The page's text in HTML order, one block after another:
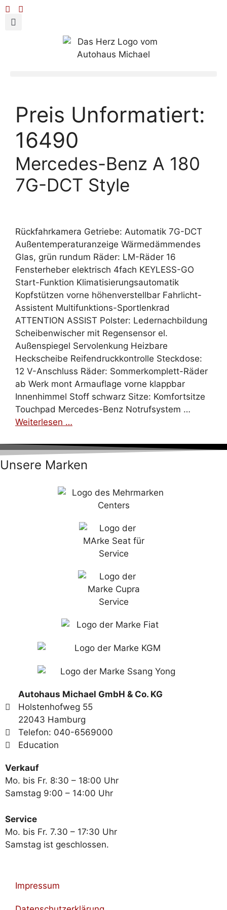
Preis Unformatiert:
16490
Mercedes-Benz A 180
7G-DCT Style
Rückfahrkamera Getriebe: Automatik 7G-DCT
Außentemperaturanzeige Wärmedämmendes
Glas, grün rundum Räder: LM-Räder 16
Fensterheber elektrisch 4fach KEYLESS-GO
Start-Funktion Klimatisierungsautomatik
Kopfstützen vorne höhenverstellbar Fahrlicht-
Assistent Multifunktions-Sportlenkrad
ATTENTION ASSIST Polster: Ledernachbildung
Scheibenwischer mit Regensensor el.
Außenspiegel Servolenkung Heizbare
Heckscheibe Reifendruckkontrolle Steckdose:
12 V-Anschluss Räder: Sommerkomplett-Räder
ab Werk mont Armauflage vorne klappbar
Innenhimmel Stoff schwarz Sitze: Komfortsitze
Touchpad Mercedes-Benz Notrufsystem …
Weiterlesen …
Unsere Marken
Autohaus Michael GmbH & Co. KG
Holstenhofweg 55
22043 Hamburg
Telefon: 040-6569000
Education
Verkauf
Mo. bis Fr. 8:30 – 18:00 Uhr
Samstag 9:00 – 14:00 Uhr
Service
Mo. bis Fr. 7.30 – 17:30 Uhr
Samstag ist geschlossen.
Impressum